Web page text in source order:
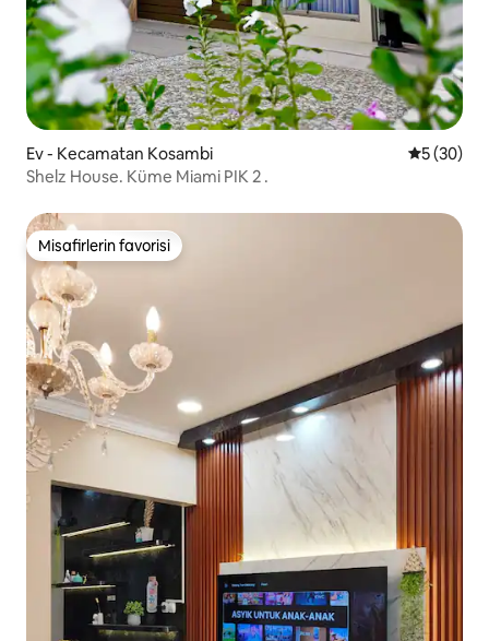
Ev - Kecamatan Kosambi 55 (30)
Shelz House. Küme Miami PIK 2 .
Misafirlerin favorisi
Misafirlerin favorisi